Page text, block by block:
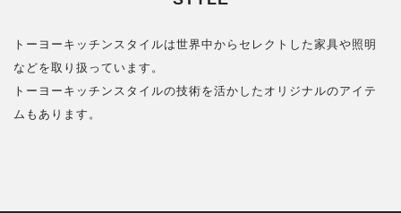
トーヨーキッチンスタイルは世界中からセレクトした家具や照明
などを取り扱っています。
トーヨーキッチンスタイルの技術を活かしたオリジナルのアイテ
ムもあります。